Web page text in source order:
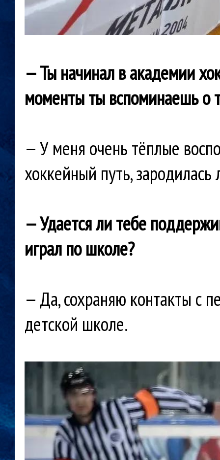
— Ты начинал в академии
моментыты вспоминаешь о
— У меня очень тёплые
хоккейный путь,
— Удается ли тебе
игралпо школе?
— Да, сохраняю контакты с
детской школе.